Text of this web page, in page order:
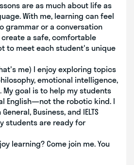
are as much about life as
With me, learning can feel
grammar or a conversation
a safe, comfortable
to meet each student's unique
me) I enjoy exploring topics
emotional intelligence,
My goal is to help my students
English—not the robotic kind. I
Business, and IELTS
students are ready for
learning? Come join me. You